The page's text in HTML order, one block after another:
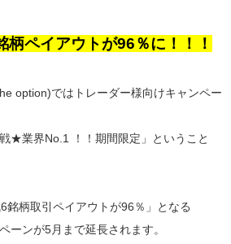
柄ペイアウトが96％に！！！
option)ではトレーダー様向けキャンペー
★業界No.1 ！！期間限定」ということ
銘柄取引ペイアウトが96％」となる
ーンが5月まで延長されます。